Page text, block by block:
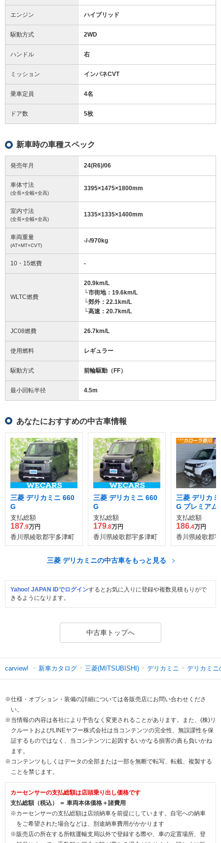
エンジン ハイブリッド
駆動方式 2WD
ハンドル 右
ミッション インパネCVT
乗車定員 4名
ドア数 5枚
新車時の車種スペック
発売年月 24(R6)/06
車体寸法
(全長×全幅×全高)
3395×1475×1800mm
室内寸法
(全長×全幅×全高)
1335×1335×1400mm
車両重量
(AT×MT×CVT)
-/-/970kg
10・15燃費 -
WLTC燃費
20.9km/L
└市街地：19.6km/L
└郊外：22.1km/L
└高速：20.7km/L
JC08燃費 26.7km/L
使用燃料 レギュラー
駆動方式 前輪駆動（FF）
最小回転半径 4.5m
あなたにおすすめの中古車情報
三菱 デリカミニ 660
G
支払総額
187.9万円
香川県綾歌郡宇多津町
三菱 デリカミニ 660
G
支払総額
179.8万円
香川県綾歌郡宇多津町
三菱 デリカ
G プレミアム
支払総額
186.4万円
香川県綾歌郡
三菱 デリカミニの中古車をもっと見る
Yahoo! JAPAN IDでログインするとお気に入りに登録や複数見積もりがで
きるようになります。
中古車トップへ
carview! 新車カタログ 三菱(MITSUBISHI) デリカミニ デリカミニ
※仕様・オプション・装備の詳細については各販売店にお問い合わせくださ
い。
※当情報の内容は各社により予告なく変更されることがあります。また、(株)リ
クルートおよびLINEヤフー株式会社は当コンテンツの完全性、無誤謬性を保
証するものではなく、当コンテンツに起因するいかなる損害の責も負いかね
ます。
※コンテンツもしくはデータの全部または一部を無断で転写、転載、複製する
ことを禁じます。
カーセンサーの支払総額は店頭乗り出し価格です
支払総額（税込） ＝ 車両本体価格＋諸費用
※カーセンサーの支払総額は店頭納車を前提にしています。自宅への納車
をご希望された場合などは、別途納車費用がかかります
※販売店の所在する所轄運輸支局以外で登録する際や、車の定置場所、登